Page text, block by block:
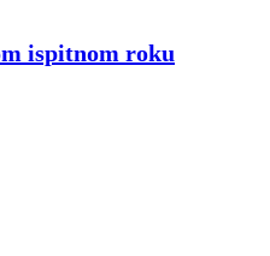
ispitnom roku